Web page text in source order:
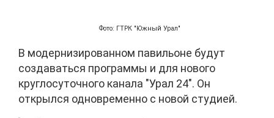
Фото: ГТРК "Южный Урал"
В модернизированном павильоне будут
создаваться программы и для нового
круглосуточного канала "Урал 24". Он
открылся одновременно с новой студией.